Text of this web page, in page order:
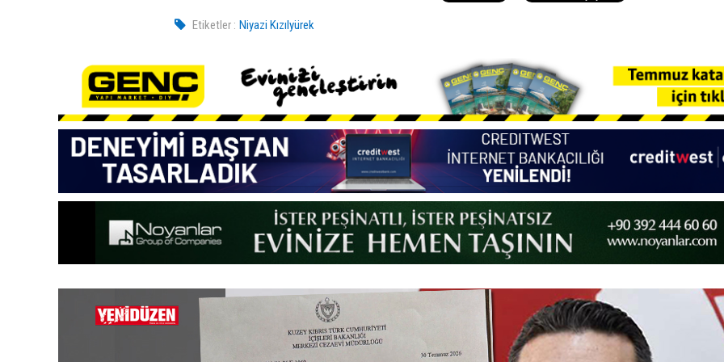
Etiketler : Niyazi Kızılyürek